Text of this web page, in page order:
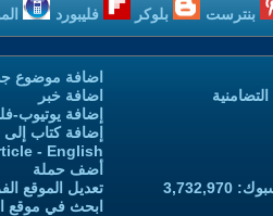
بنترست بلوكر فليبورد
اضافة موضوع
اضافة خبر
إضافة يوتيوب-
إضافة كتاب إلى
- English
أضف حملة
تعديل الموقع
ابحث في موقع